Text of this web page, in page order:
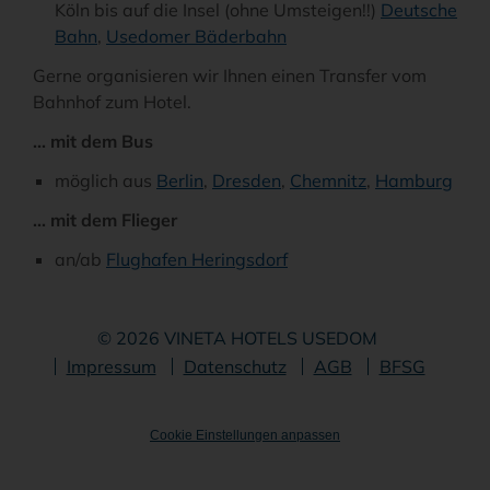
Köln bis auf die Insel (ohne Umsteigen!!) Deutsche
Bahn, Usedomer Bäderbahn
Gerne organisieren wir Ihnen einen Transfer vom
Bahnhof zum Hotel.
... mit dem Bus
möglich aus Berlin, Dresden, Chemnitz, Hamburg
... mit dem Flieger
an/ab Flughafen Heringsdorf
© 2026 VINETA HOTELS USEDOM
Navigation
Impressum Datenschutz AGB BFSG
Cookie Einstellungen anpassen